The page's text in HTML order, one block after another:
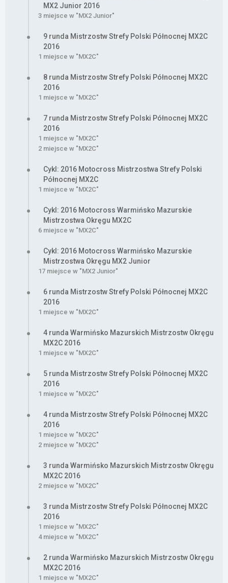
MX2 Junior 2016
3 miejsce w "MX2 Junior"
9 runda Mistrzostw Strefy Polski Północnej MX2C
2016
1 miejsce w "MX2C"
8 runda Mistrzostw Strefy Polski Północnej MX2C
2016
1 miejsce w "MX2C"
7 runda Mistrzostw Strefy Polski Północnej MX2C
2016
1 miejsce w "MX2C"
2 miejsce w "MX2C"
Cykl: 2016 Motocross Mistrzostwa Strefy Polski
Północnej MX2C
1 miejsce w "MX2C"
Cykl: 2016 Motocross Warmińsko Mazurskie
Mistrzostwa Okręgu MX2C
6 miejsce w "MX2C"
Cykl: 2016 Motocross Warmińsko Mazurskie
Mistrzostwa Okręgu MX2 Junior
17 miejsce w "MX2 Junior"
6 runda Mistrzostw Strefy Polski Północnej MX2C
2016
1 miejsce w "MX2C"
4 runda Warmińsko Mazurskich Mistrzostw Okręgu
MX2C 2016
1 miejsce w "MX2C"
5 runda Mistrzostw Strefy Polski Północnej MX2C
2016
1 miejsce w "MX2C"
4 runda Mistrzostw Strefy Polski Północnej MX2C
2016
1 miejsce w "MX2C"
2 miejsce w "MX2C"
3 runda Warmińsko Mazurskich Mistrzostw Okręgu
MX2C 2016
2 miejsce w "MX2C"
3 runda Mistrzostw Strefy Polski Północnej MX2C
2016
1 miejsce w "MX2C"
4 miejsce w "MX2C"
2 runda Warmińsko Mazurskich Mistrzostw Okręgu
MX2C 2016
1 miejsce w "MX2C"